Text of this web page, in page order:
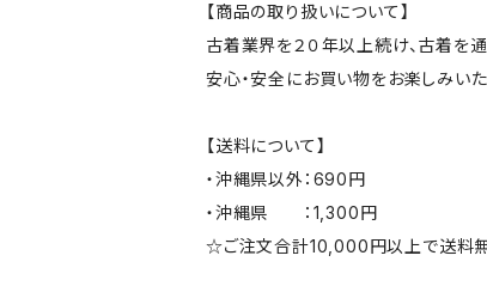
【商品の取り扱いについて】
古着業界を２０年以上続け、古着を
安心・安全にお買い物をお楽しみいた
【送料について】
・沖縄県以外：690円
・沖縄県 ：1,300円
☆ご注文合計10,000円以上で送料